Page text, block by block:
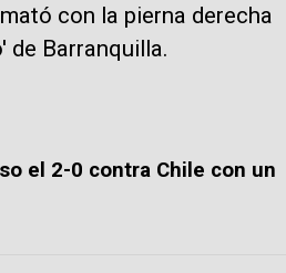
con la pierna derecha
de Barranquilla.
el 2-0 contra Chile con un